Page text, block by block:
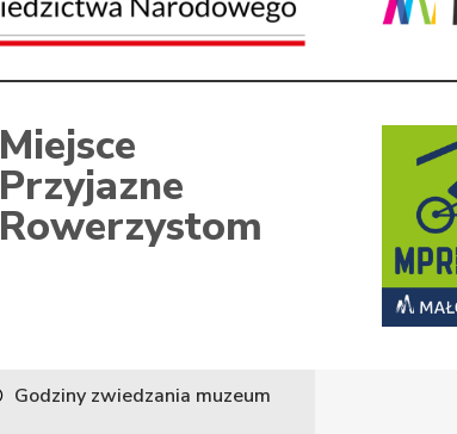
Miejsce
Przyjazne
Rowerzystom
Godziny zwiedzania muzeum